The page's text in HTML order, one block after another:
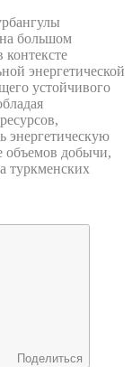
большом
энергетической
устойчивого
энергетическую
объемов добычи,
туркменских
Поделиться